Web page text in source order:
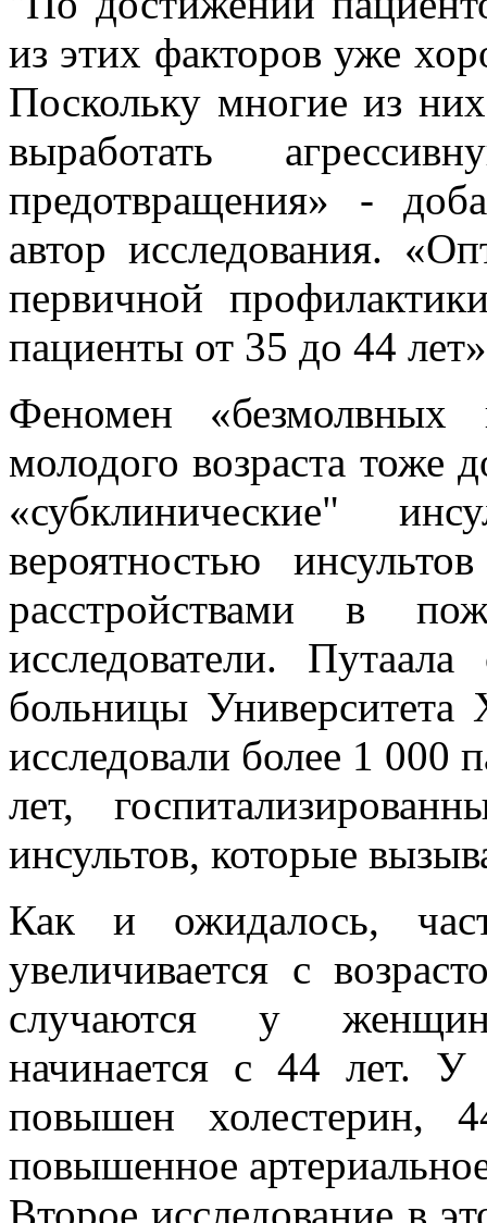
из этих факторов уже
Поскольку многие из
выработать
предотвращения» -
автор исследования.
первичной
пациенты от 35 до 44
Феномен
молодого возраста тоже
«субклинические"
вероятностью
расстройствами в
исследователи.
больницы
исследовали более 1 000
лет,
инсультов, которые
Как и ожидалось,
увеличивается с
случаются у
начинается с 44 лет.
повышен
повышенное
Второе исследование в